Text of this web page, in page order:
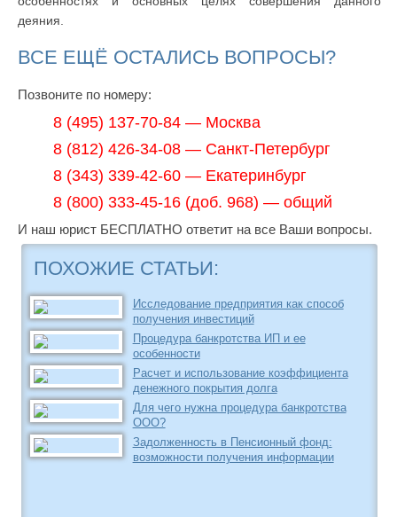
деяния.
ВСЕ ЕЩЁ ОСТАЛИСЬ ВОПРОСЫ?
Позвоните по номеру:
8 (495) 137-70-84 — Москва
8 (812) 426-34-08 — Санкт-Петербург
8 (343) 339-42-60 — Екатеринбург
8 (800) 333-45-16 (доб. 968) — общий
И наш юрист БЕСПЛАТНО ответит на все Ваши вопросы.
ПОХОЖИЕ СТАТЬИ:
Исследование предприятия как способ
получения инвестиций
Процедура банкротства ИП и ее
особенности
Расчет и использование коэффициента
денежного покрытия долга
Для чего нужна процедура банкротства
ООО?
Задолженность в Пенсионный фонд:
возможности получения информации